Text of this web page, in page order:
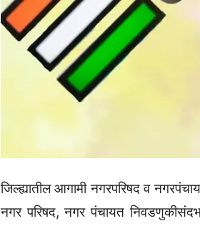
जिल्ह्यातील आगामी नगरपरिषद व
नगर परिषद, नगर पंचायत